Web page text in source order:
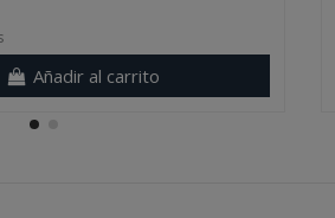
Añadir al carrito